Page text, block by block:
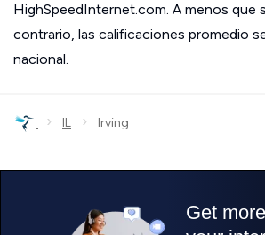
HighSpeedInternet.com. A menos que
contrario, las calificaciones promedio
nacional.
› IL › Irving